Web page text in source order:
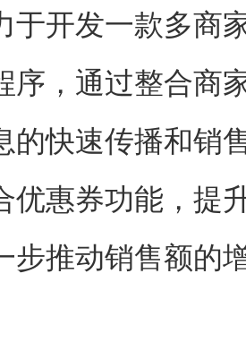
于开发一款多商
序，通过整合商
的快速传播和销
优惠券功能，提
步推动销售额的